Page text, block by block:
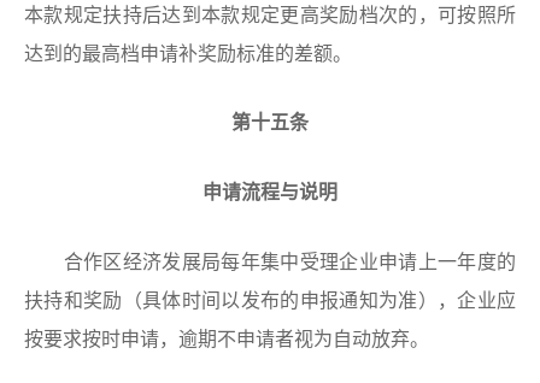
本款规定扶持后达到本款规定更高奖励档次的，可按照所
达到的最高档申请补奖励标准的差额。
第十五条
申请流程与说明
合作区经济发展局每年集中受理企业申请上一年度的
扶持和奖励（具体时间以发布的申报通知为准），企业应
按要求按时申请，逾期不申请者视为自动放弃。